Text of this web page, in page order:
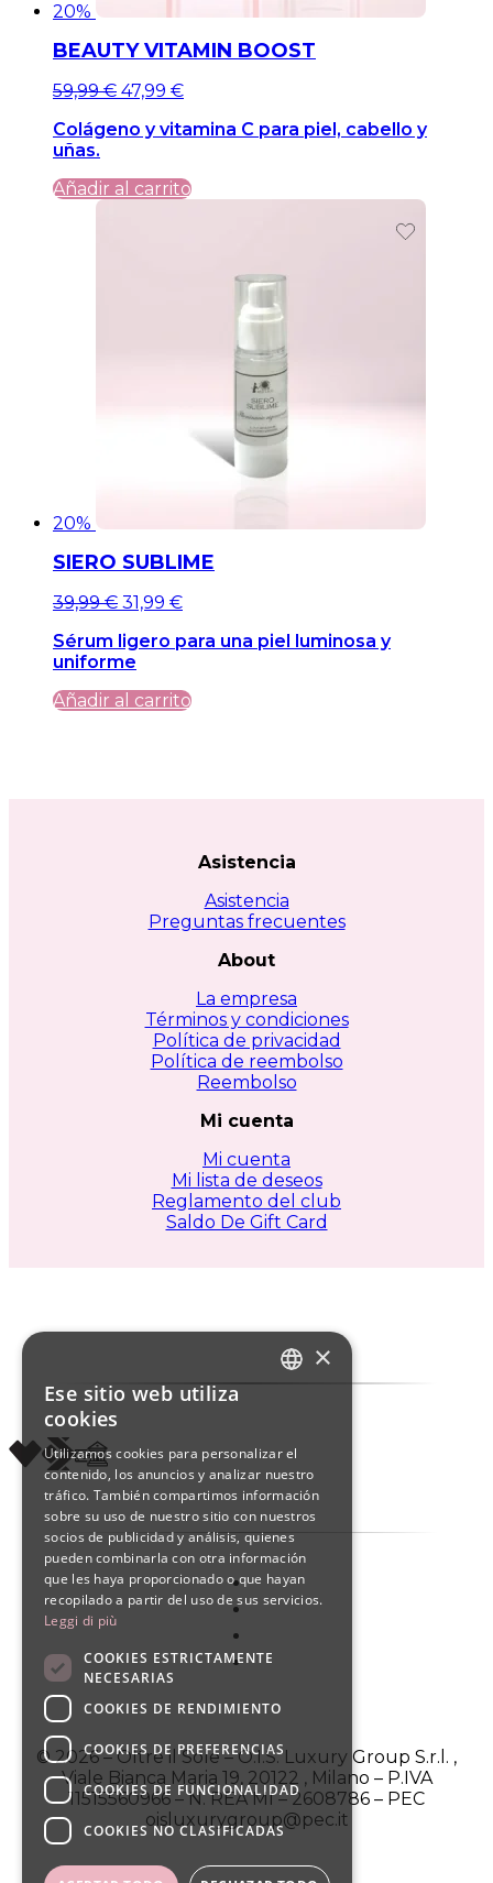
20%
BEAUTY VITAMIN BOOST
El
original
era:
59,99 €.
59,99€El
actual
59,99 €.
47,99 €
Colágeno y vitamina C para piel, cabello y
uñas.
Añadir al carrito
20%
SIERO SUBLIME
El
original
era:
39,99 €.
39,99€El
actual
es:
39,99 €.
31,99 €
Sérum ligero para una piel luminosa y
uniforme
Añadir al carrito
Asistencia
Asistencia
Preguntas frecuentes
About
La empresa
Términos y condiciones
Política de privacidad
Política de reembolso
Reembolso
Mi cuenta
Mi cuenta
Mi lista de deseos
Reglamento del club
Saldo De Gift Card
© 2026 – Oltre il Sole – O.I.S. Luxury Group S.r.l. ,
Viale Bianca Maria 19, 20122 , Milano – P.IVA
11515560966 – N. REA MI – 2608786 – PEC
oisluxurygroup@pec.it
SPANISH
×
Ese sitio web utiliza
cookies
Utilizamos cookies para personalizar el
contenido, los anuncios y analizar nuestro
tráfico. También compartimos información
sobre su uso de nuestro sitio con nuestros
socios de publicidad y análisis, quienes
pueden combinarla con otra información
que les haya proporcionado o que hayan
recopilado a partir del uso de sus servicios.
Leggi di più
COOKIES ESTRICTAMENTE
NECESARIAS
COOKIES DE RENDIMIENTO
COOKIES DE PREFERENCIAS
COOKIES DE FUNCIONALIDAD
COOKIES NO CLASIFICADAS